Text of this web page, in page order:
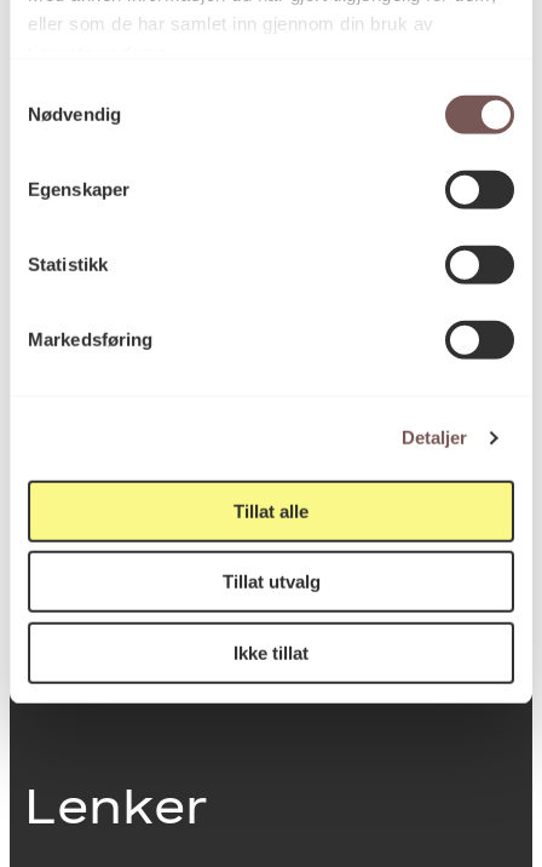
eller som de har samlet inn gjennom din bruk av
Nødvendig
Egenskaper
Statistikk
Markedsføring
Detaljer
Tillat alle
Tillat utvalg
Ikke tillat
post@koro.no
Besøksadresse
Victoria Terrasse 11
0251 Oslo
Viktig info
Utbetaling og fakturering
Om opphavsrett
Dokumentasjonsskjema
Last ned logo
Lenker